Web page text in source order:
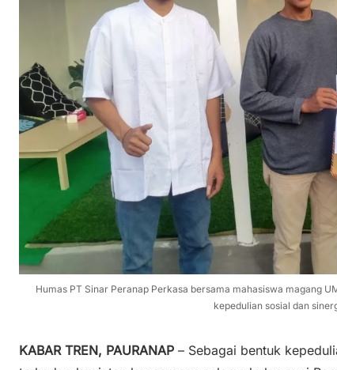
Humas PT Sinar Peranap Perkasa bersama mahasiswa magang
kepedulian sosial dan
KABAR TREN, PAURANAP – Sebagai bentuk